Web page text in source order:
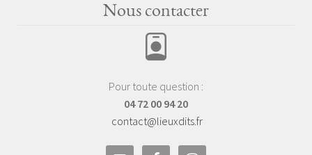
Nous contacter
Pour toute question :
04 72 00 94 20
contact@lieuxdits.fr